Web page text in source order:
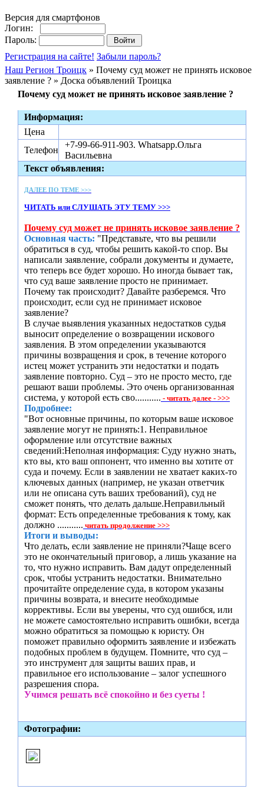
Версия для смартфонов
Логин:
Пароль:
Регистрация на сайте! Забыли пароль?
Наш Регион Троицк » Почему суд может не принять исковое
заявление ? » Доска объявлений Троицка
Почему суд может не принять исковое заявление ?
Информация:
Цена
Телефон
+7-99-66-911-903. Whatsapp.Ольга
Васильевна
Текст объявления:
ДАЛЕЕ ПО ТЕМЕ >>>
ЧИТАТЬ или СЛУШАТЬ ЭТУ ТЕМУ >>>
Почему суд может не принять исковое заявление ?
Основная часть: "Представьте, что вы решили
обратиться в суд, чтобы решить какой-то спор. Вы
написали заявление, собрали документы и думаете,
что теперь все будет хорошо. Но иногда бывает так,
что суд ваше заявление просто не принимает.
Почему так происходит? Давайте разберемся. Что
происходит, если суд не принимает исковое
заявление?
В случае выявления указанных недостатков судья
выносит определение о возвращении искового
заявления. В этом определении указываются
причины возвращения и срок, в течение которого
истец может устранить эти недостатки и подать
заявление повторно. Суд – это не просто место, где
решают ваши проблемы. Это очень организованная
система, у которой есть сво........... - читать далее - >>>
Подробнее:
"Вот основные причины, по которым ваше исковое
заявление могут не принять:1. Неправильное
оформление или отсутствие важных
сведений:Неполная информация: Суду нужно знать,
кто вы, кто ваш оппонент, что именно вы хотите от
суда и почему. Если в заявлении не хватает каких-то
ключевых данных (например, не указан ответчик
или не описана суть ваших требований), суд не
сможет понять, что делать дальше.Неправильный
формат: Есть определенные требования к тому, как
должно ........... читать продолжение >>>
Итоги и выводы:
Что делать, если заявление не приняли?Чаще всего
это не окончательный приговор, а лишь указание на
то, что нужно исправить. Вам дадут определенный
срок, чтобы устранить недостатки. Внимательно
прочитайте определение суда, в котором указаны
причины возврата, и внесите необходимые
коррективы. Если вы уверены, что суд ошибся, или
не можете самостоятельно исправить ошибки, всегда
можно обратиться за помощью к юристу. Он
поможет правильно оформить заявление и избежать
подобных проблем в будущем. Помните, что суд –
это инструмент для защиты ваших прав, и
правильное его использование – залог успешного
разрешения спора.
Учимся решать всё спокойно и без суеты !
Фотографии: